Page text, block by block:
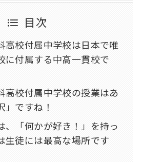
目次
高校付属中学校は日本で唯
に付属する中高一貫校で
高校付属中学校の授業はあ
」ですね！
、「何かが好き！」を持っ
生徒には最高な場所です